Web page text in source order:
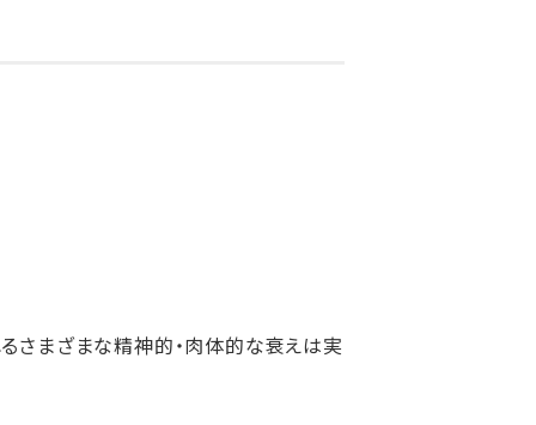
さまざまな精神的・肉体的な衰えは実